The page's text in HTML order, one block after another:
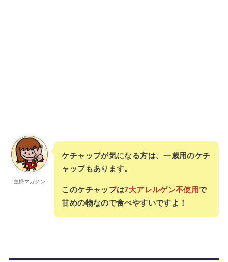
主婦マガジン
ケチャップが気になる方は、一歳用のケチ
ャップもあります。
このケチャップは7大アレルゲン不使用で
甘めの物なので食べやすいですよ！